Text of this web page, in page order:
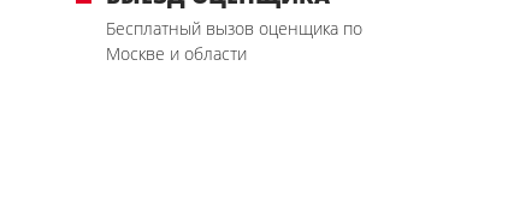
Бесплатный вызов оценщика по
Москве и области